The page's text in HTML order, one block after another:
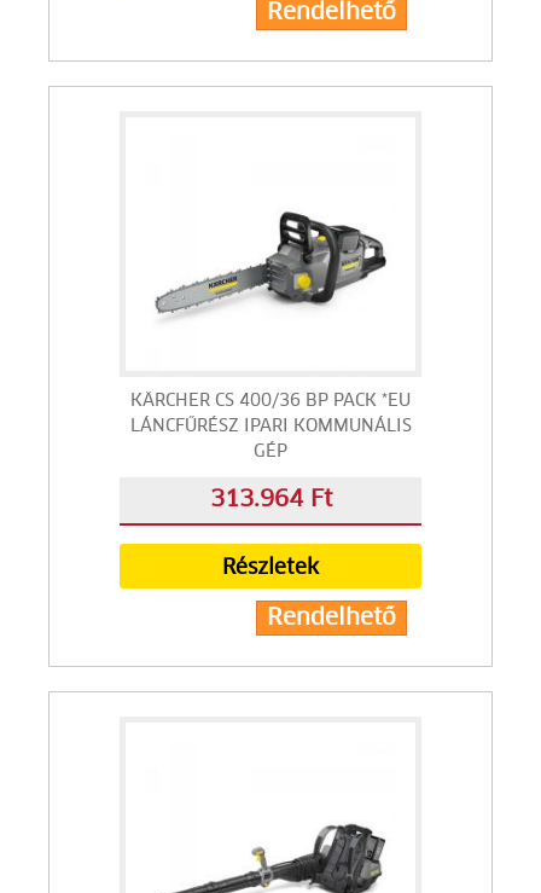
Rendelhető
KÄRCHER CS 400/36 BP PACK *EU
LÁNCFŰRÉSZ IPARI KOMMUNÁLIS
GÉP
313.964 Ft
Részletek
Rendelhető